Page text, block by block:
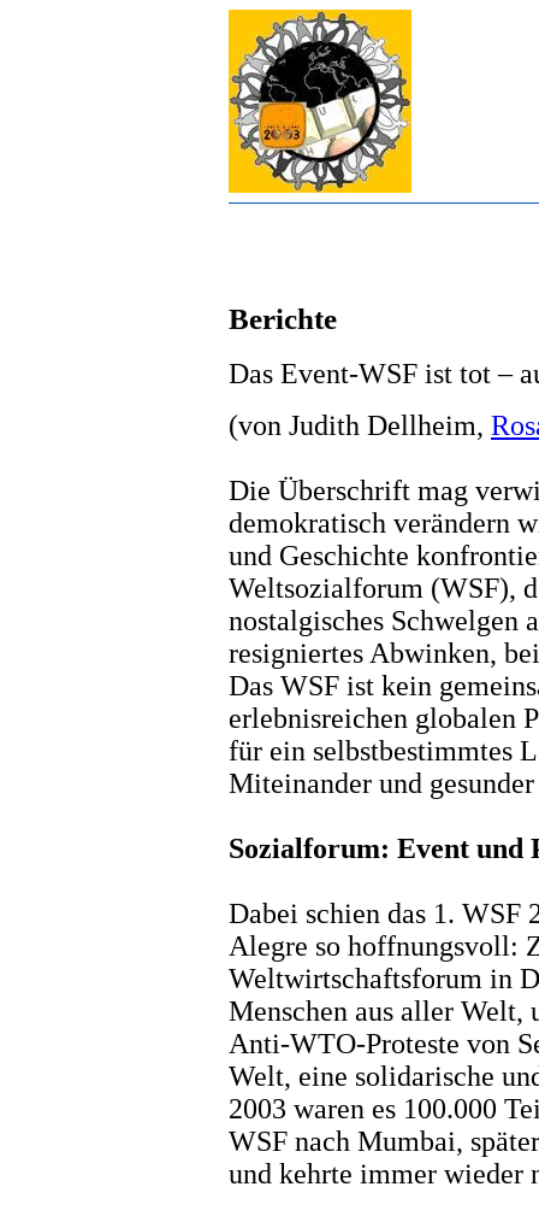
Berichte
Das Event-WSF ist tot –
(von Judith Dellheim,
Die Überschrift mag
demokratisch verändern
und Geschichte
Weltsozialforum (WSF),
nostalgisches Schwelgen
resigniertes Abwinken,
Das WSF ist kein
erlebnisreichen globalen
für ein selbstbestimmtes
Miteinander und
Sozialforum: Event und
Dabei schien das 1. WSF
Alegre so hoffnungsvoll:
Weltwirtschaftsforum in
Menschen aus aller Welt,
Anti-WTO-Proteste von
Welt, eine solidarische
2003 waren es 100.000
WSF nach Mumbai,
und kehrte immer wieder